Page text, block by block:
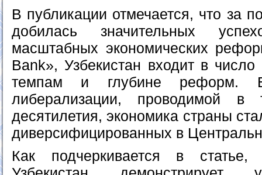
В публикации отмечается, что за
добилась значительных
масштабных экономических
Bank», Узбекистан входит в
темпам и глубине реформ.
либерализации, проводимой в
десятилетия, экономика страны
диверсифицированных в
Как подчеркивается в